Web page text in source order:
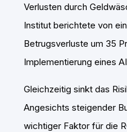
Verlusten durch
Institut berichtete von
Betrugsverluste um 35
Implementierung eines
Gleichzeitig sinkt das
Angesichts steigender
wichtiger Faktor für die